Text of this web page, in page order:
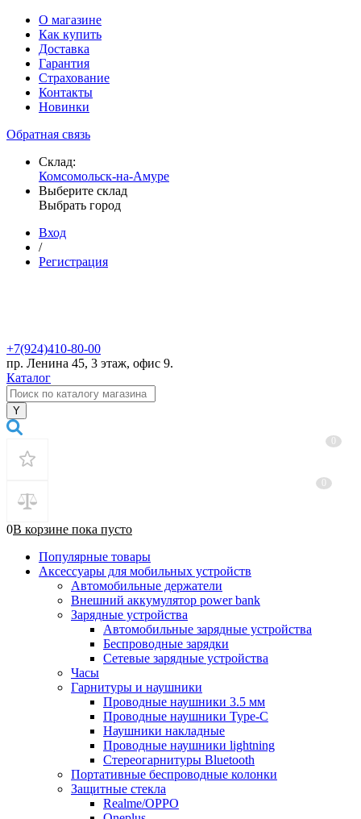
О магазине
Как купить
Доставка
Гарантия
Страхование
Контакты
Новинки
Обратная связь
Склад:
Комсомольск-на-Амуре
Выберите склад
Выбрать город
Вход
/
Регистрация
+7(924)410-80-00
пр. Ленина 45, 3 этаж, офис 9.
Каталог
0В корзине пока пусто
Популярные товары
Аксессуары для мобильных устройств
Автомобильные держатели
Внешний аккумулятор power bank
Зарядные устройства
Автомобильные зарядные устройства
Беспроводные зарядки
Сетевые зарядные устройства
Часы
Гарнитуры и наушники
Проводные наушники 3.5 мм
Проводные наушники Type-C
Наушники накладные
Проводные наушники lightning
Стереогарнитуры Bluetooth
Портативные беспроводные колонки
Защитные стекла
Realme/OPPO